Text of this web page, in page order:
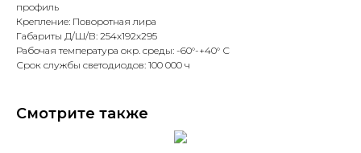
профиль
Крепление: Поворотная лира
Габариты Д/Ш/В: 254х192х295
Рабочая температура окр. среды: -60°-+40° С
Срок службы светодиодов: 100 000 ч
Смотрите также